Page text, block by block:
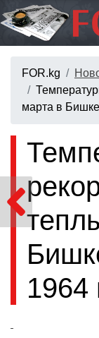
FOR.kg
марта в
1964